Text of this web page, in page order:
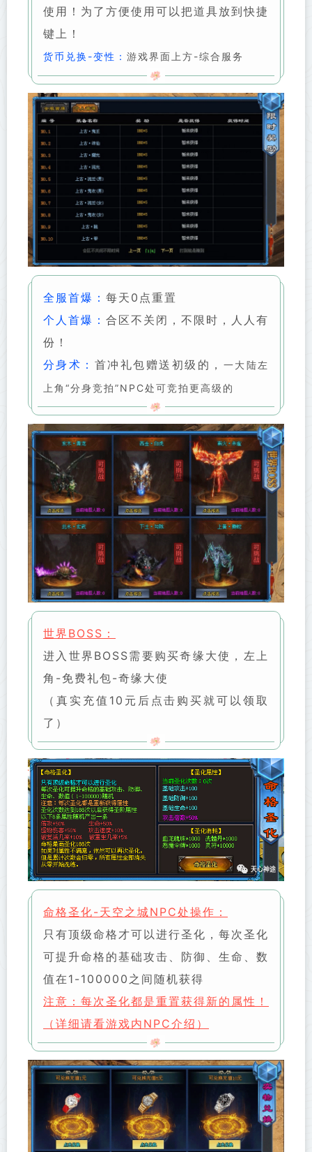
使用！为了方便使用可以把道具放到快捷
键上！
货币兑换-变性： 游戏界面上方-综合服务
全服首爆： 每天0点重置
个人首爆： 合区不关闭，不限时，人人有
份！
分身术： 首冲礼包赠送初级的， 一大陆左
上角“分身竞拍”NPC处可竞拍更高级的
世界BOSS：
进入世界BOSS需要购买奇缘大使，左上
角-免费礼包-奇缘大使
（真实充值10元后点击购买就可以领取
了）
命格圣化-天空之城NPC处操作：
只有顶级命格才可以进行圣化，每次圣化
可提升命格的基础攻击、防御、生命、数
值在1-100000之间随机获得
注意：每次圣化都是重置获得新的属性！
（详细请看游戏内NPC介绍）